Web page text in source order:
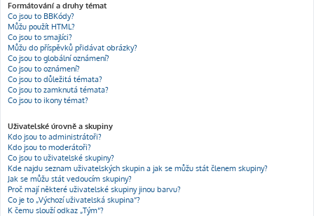
Formátování a druhy témat
Co jsou to BBKódy?
Můžu použít HTML?
Co jsou to smajlíci?
Můžu do příspěvků přidávat obrázky?
Co jsou to globální oznámení?
Co jsou to oznámení?
Co jsou to důležitá témata?
Co jsou to zamknutá témata?
Co jsou to ikony témat?
Uživatelské úrovně a skupiny
Kdo jsou to administrátoři?
Kdo jsou to moderátoři?
Co jsou to uživatelské skupiny?
Kde najdu seznam uživatelských skupin a jak se můžu stát členem skupiny?
Jak se můžu stát vedoucím skupiny?
Proč mají některé uživatelské skupiny jinou barvu?
Co je to „Výchozí uživatelská skupina“?
K čemu slouží odkaz „Tým“?